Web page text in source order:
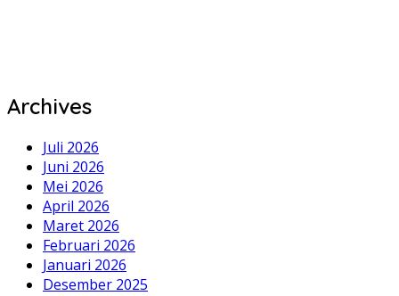
Archives
Juli 2026
Juni 2026
Mei 2026
April 2026
Maret 2026
Februari 2026
Januari 2026
Desember 2025